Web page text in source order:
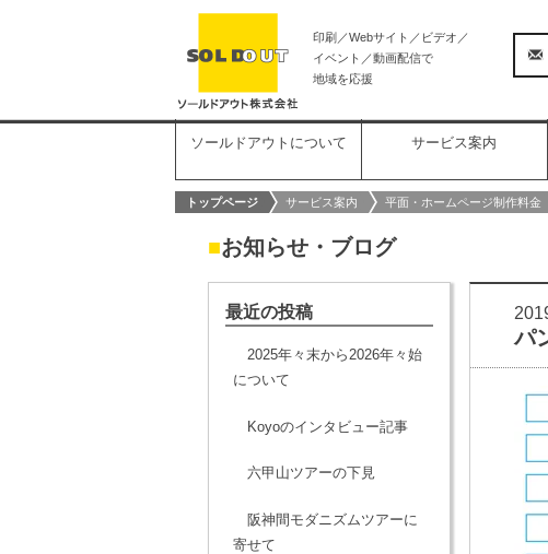
印刷／Webサイト／ビデオ／
イベント／動画配信で
地域を応援
ソールドアウトについて サービス案内
トップページ サービス案内 平面・ホームページ制作料金
■お知らせ・ブログ
パ
最近の投稿
2025年々末から2026年々始
について
Koyoのインタビュー記事
六甲山ツアーの下見
阪神間モダニズムツアーに
寄せて